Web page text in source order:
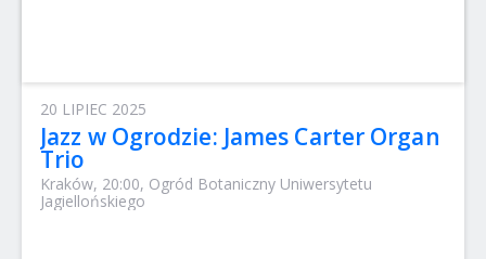
20 LIPIEC 2025
Jazz w Ogrodzie: James Carter Organ
Trio
Kraków, 20:00, Ogród Botaniczny Uniwersytetu
Jagiellońskiego